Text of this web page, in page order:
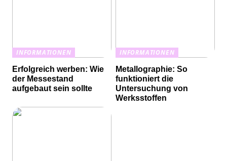
INFORMATIONEN
Erfolgreich werben: Wie
der Messestand
aufgebaut sein sollte
INFORMATIONEN
Metallographie: So
funktioniert die
Untersuchung von
Werksstoffen